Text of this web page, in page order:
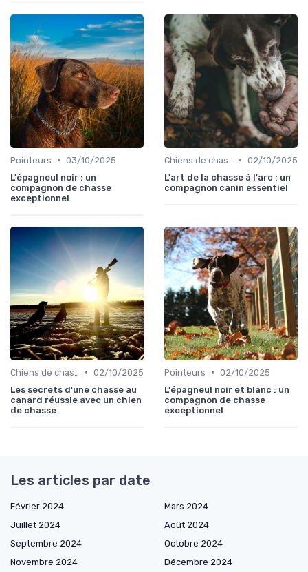
Pointeurs • 03/10/2025
L'épagneul noir : un
compagnon de chasse
exceptionnel
• 02/10/2025
L'art de la chasse à l'arc : un
compagnon canin essentiel
• 02/10/2025
Les secrets d'une chasse au
canard réussie avec un chien
de chasse
Pointeurs • 02/10/2025
L'épagneul noir et blanc : un
compagnon de chasse
exceptionnel
Les articles par date
Février 2024
Mars 2024
Juillet 2024
Août 2024
Septembre 2024
Octobre 2024
Novembre 2024
Décembre 2024